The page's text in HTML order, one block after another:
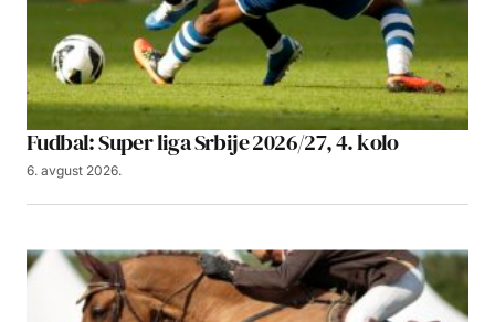
Fudbal: Super liga Srbije 2026/27, 4. kolo
6. avgust 2026.